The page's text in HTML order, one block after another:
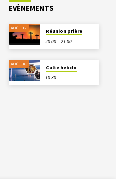
EVÈNEMENTS
AOÛT 12
Réunion prière
20:00 – 21:00
AOÛT 16
Culte hebdo
10:30